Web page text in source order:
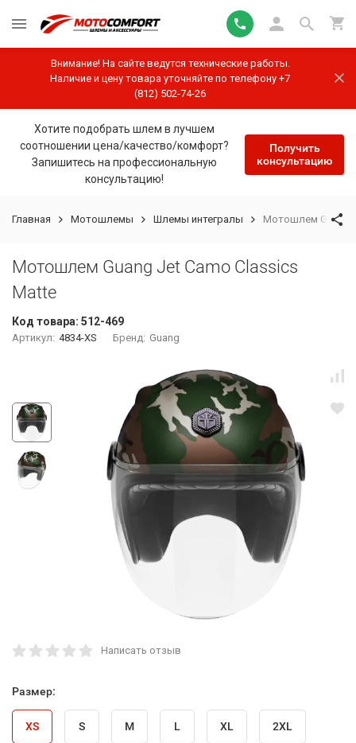
Внимание! На сайте ведутся технические работы.
Наличие и цену товара уточняйте по телефону +7
(812) 502-74-26
Хотите подобрать шлем в лучшем
соотношении цена/качество/комфорт?
Запишитесь на профессиональную
консультацию!
Получить
консультацию
Главная Мотошлемы Шлемы интегралы Мотошлем Guang
Мотошлем Guang Jet Camo Classics
Matte
Код товара: 512-469
Артикул: 4834-XS Бренд: Guang
Написать отзыв
Размер:
XS S M L XL 2XL